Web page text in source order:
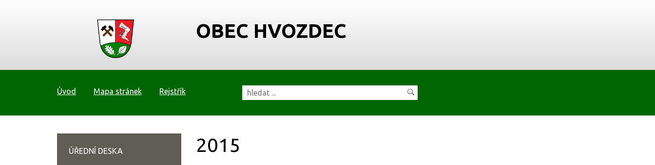
OBEC HVOZDEC
Úvod Mapa stránek Rejstřík
2015
ÚŘEDNÍ DESKA